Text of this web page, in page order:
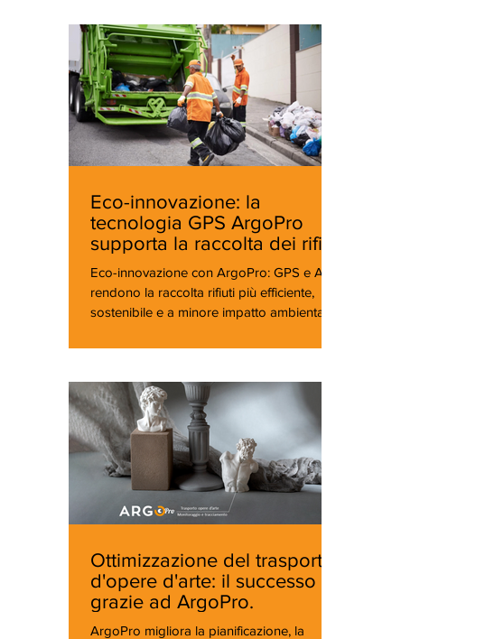
Eco-innovazione: la
tecnologia GPS ArgoPro
supporta la raccolta dei rifiuti
Eco-innovazione con ArgoPro: GPS e AI
rendono la raccolta rifiuti più efficiente,
sostenibile e a minore impatto ambientale.
Ottimizzazione del trasporto
d'opere d'arte: il successo
grazie ad ArgoPro.
ArgoPro migliora la pianificazione, la